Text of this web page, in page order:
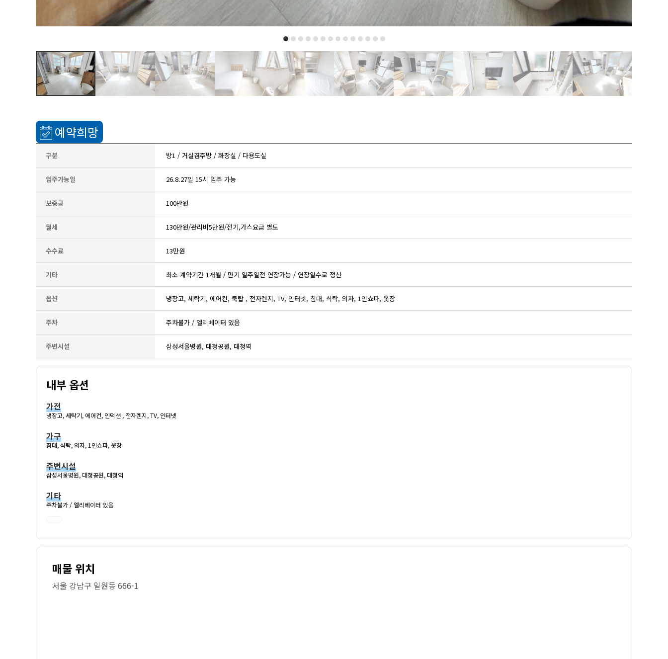
예약희망
구분 방1 / 거실겸주방 / 화장실 / 다용도실
입주가능일 26.8.27일 15시 입주 가능
보증금 100만원
월세 130만원/관리비5만원/전기,가스요금 별도
수수료 13만원
기타 최소 계약기간 1개월 / 만기 일주일전 연장가능 / 연장일수로 정산
옵션 냉장고, 세탁기, 에어컨, 쿡탑 , 전자렌지, TV, 인터넷, 침대, 식탁, 의자, 1인쇼파, 옷장
주차 주차불가 / 엘리베이터 있음
주변시설 삼성서울병원, 대청공원, 대청역
내부 옵션
가전
냉장고, 세탁기, 에어컨, 인덕션 , 전자렌지, TV, 인터넷
가구
침대, 식탁, 의자, 1인쇼파, 옷장
주변시설
삼성서울병원, 대청공원, 대청역
기타
주차불가 / 엘리베이터 있음
매물 위치
서울 강남구 일원동 666-1